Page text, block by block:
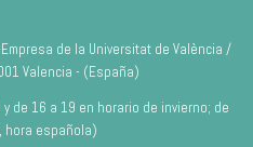
de la Universitat de València /
Valencia - (España)
de 16 a 19 en horario de invierno; de
hora española)